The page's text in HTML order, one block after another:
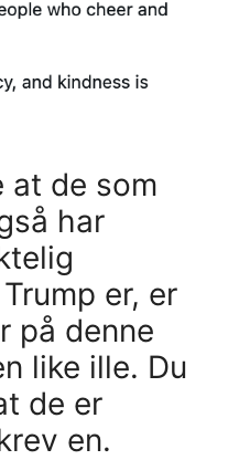
at de som
har
er, er
på denne
like ille. Du
de er
en.